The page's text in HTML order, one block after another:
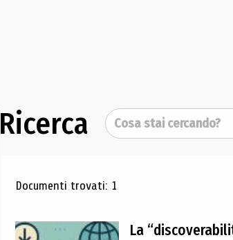
Ricerca Cerca
Risultati di ricerca
Documenti trovati: 1
La